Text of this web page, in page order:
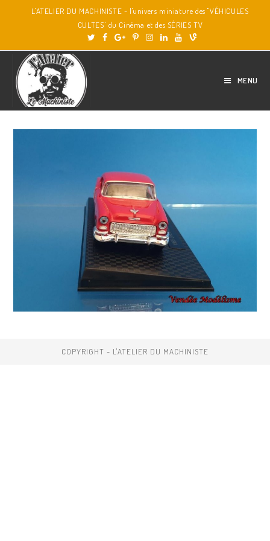
L'ATELIER DU MACHINISTE - l'univers miniature des "VÉHICULES
CULTES" du Cinéma et des SÉRIES TV
MENU
COPYRIGHT - L'ATELIER DU MACHINISTE